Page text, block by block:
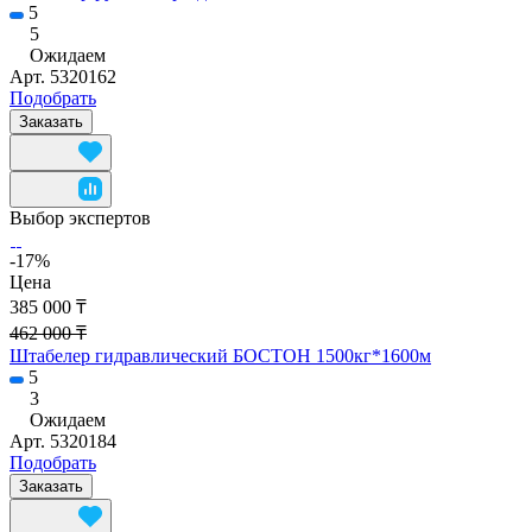
5
5
Ожидаем
Арт. 5320162
Подобрать
Заказать
Выбор экспертов
-17%
Цена
385 000 ₸
462 000 ₸
Штабелер гидравлический БОСТОН 1500кг*1600м
5
3
Ожидаем
Арт. 5320184
Подобрать
Заказать